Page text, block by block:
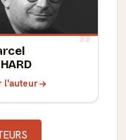
l'auteur